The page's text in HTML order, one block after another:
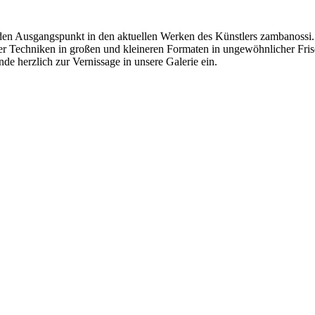
Ausgangspunkt in den aktuellen Werken des Künstlers zambanossi.
in großen und kleineren Formaten in ungewöhnlicher
herzlich zur Vernissage in unsere Galerie ein.